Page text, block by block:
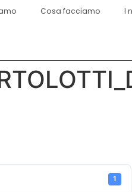
Cosa facciamo I
1